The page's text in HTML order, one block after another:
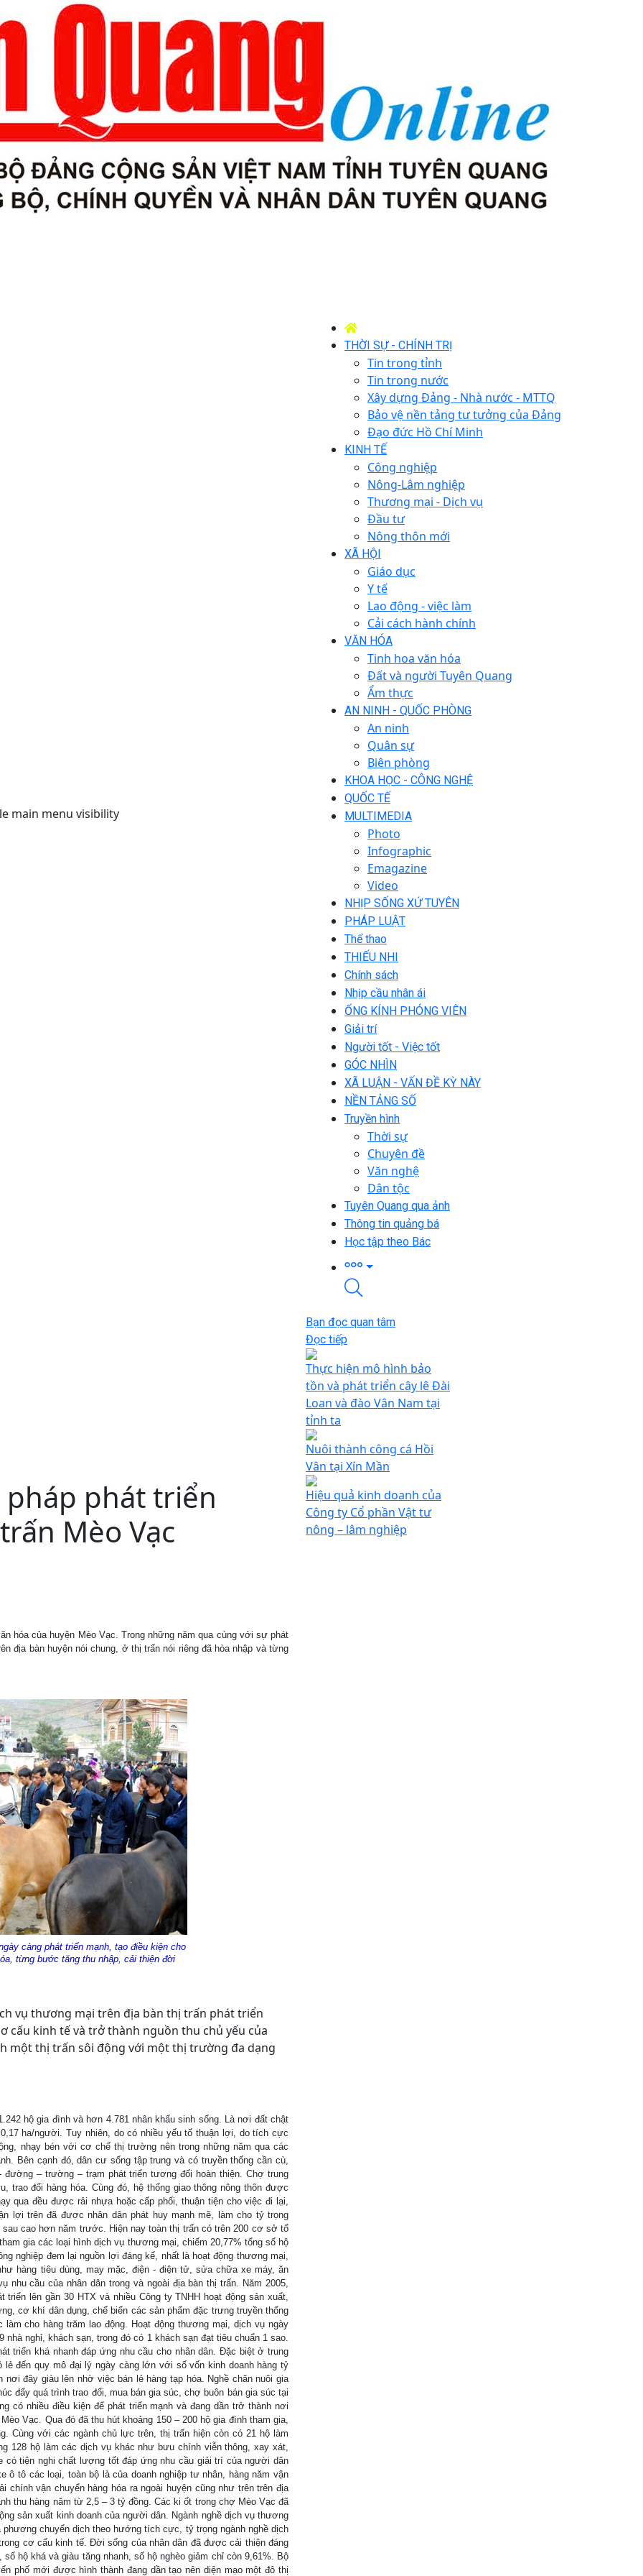
main menu visibility
THỜI SỰ - CHÍNH TRỊ
Tin trong tỉnh
Tin trong nước
Xây dựng Đảng - Nhà nước - MTTQ
Bảo vệ nền tảng tư tưởng của Đảng
Đạo đức Hồ Chí Minh
KINH TẾ
Công nghiệp
Nông-Lâm nghiệp
Thương mại - Dịch vụ
Đầu tư
Nông thôn mới
XÃ HỘI
Giáo dục
Y tế
Lao động - việc làm
Cải cách hành chính
VĂN HÓA
Tinh hoa văn hóa
Đất và người Tuyên Quang
Ẩm thực
AN NINH - QUỐC PHÒNG
An ninh
Quân sự
Biên phòng
KHOA HỌC - CÔNG NGHỆ
QUỐC TẾ
MULTIMEDIA
Photo
Infographic
Emagazine
Video
NHỊP SỐNG XỨ TUYÊN
PHÁP LUẬT
Thể thao
THIẾU NHI
Chính sách
Nhịp cầu nhân ái
ỐNG KÍNH PHÓNG VIÊN
Giải trí
Người tốt - Việc tốt
GÓC NHÌN
XÃ LUẬN - VẤN ĐỀ KỲ NÀY
NỀN TẢNG SỐ
Truyền hình
Thời sự
Chuyên đề
Văn nghệ
Dân tộc
Tuyên Quang qua ảnh
Thông tin quảng bá
Học tập theo Bác
phát triển
Mèo Vạc
hóa của huyện Mèo Vạc. Trong những năm qua cùng với sự phát
địa bàn huyện nói chung, ở thị trấn nói riêng đã hòa nhập và từng
càng phát triển mạnh, tạo điều kiện cho
từng bước tăng thu nhập, cải thiện đời
vụ thương mại trên địa bàn thị trấn phát triển
cấu kinh tế và trở thành nguồn thu chủ yếu của
một thị trấn sôi động với một thị trường đa dạng
hộ gia đình và hơn 4.781 nhân khẩu sinh sống. Là nơi đất chật
ha/người. Tuy nhiên, do có nhiều yếu tố thuận lợi, do tích cực
nhạy bén với cơ chế thị trường nên trong những năm qua các
Bên cạnh đó, dân cư sống tập trung và có truyền thống cần cù,
– trường – trạm phát triển tương đối hoàn thiện. Chợ trung
đổi hàng hóa. Cùng đó, hệ thống giao thông nông thôn được
qua đều được rải nhựa hoặc cấp phối, thuận tiện cho việc đi lại,
lợi trên đã được nhân dân phát huy mạnh mẽ, làm cho tỷ trọng
cao hơn năm trước. Hiện nay toàn thị trấn có trên 200 cơ sở tổ
gia các loại hình dịch vụ thương mại, chiếm 20,77% tổng số hộ
nghiệp đem lại nguồn lợi đáng kể, nhất là hoạt động thương mại,
hàng tiêu dùng, may mặc, điện - điện tử, sửa chữa xe máy, ăn
nhu cầu của nhân dân trong và ngoài địa bàn thị trấn. Năm 2005,
lên gần 30 HTX và nhiều Công ty TNHH hoạt động sản xuất,
cơ khí dân dụng, chế biến các sản phẩm đặc trưng truyền thống
cho hàng trăm lao động. Hoạt động thương mại, dịch vụ ngày
nghỉ, khách sạn, trong đó có 1 khách sạn đạt tiêu chuẩn 1 sao.
triển khá nhanh đáp ứng nhu cầu cho nhân dân. Đặc biệt ở trung
đến quy mô đại lý ngày càng lớn với số vốn kinh doanh hàng tỷ
đây giàu lên nhờ việc bán lẻ hàng tạp hóa. Nghề chăn nuôi gia
đẩy quá trình trao đổi, mua bán gia súc, chợ buôn bán gia súc tại
có nhiều điều kiện để phát triển mạnh và đang dần trở thành nơi
Vạc. Qua đó đã thu hút khoảng 150 – 200 hộ gia đình tham gia,
Cùng với các ngành chủ lực trên, thị trấn hiện còn có 21 hộ làm
128 hộ làm các dịch vụ khác như bưu chính viễn thông, xay xát,
tiện nghi chất lượng tốt đáp ứng nhu cầu giải trí của người dân
ô tô các loại, toàn bộ là của doanh nghiệp tư nhân, hàng năm vận
vận chuyển hàng hóa ra ngoài huyện cũng như trên trên địa
thu hàng năm từ 2,5 – 3 tỷ đồng. Các ki ốt trong chợ Mèo Vạc đã
sản xuất kinh doanh của người dân. Ngành nghề dịch vụ thương
chuyển dịch theo hướng tích cực, tỷ trọng ngành nghề dịch
cơ cấu kinh tế. Đời sống của nhân dân đã được cải thiện đáng
hộ khá và giàu tăng nhanh, số hộ nghèo giảm chỉ còn 9,61%. Bộ
phố mới được hình thành đang dần tạo nên diện mạo một đô thị
Bạn đọc quan tâm
Đọc tiếp
Thực hiện mô hình bảo
tồn và phát triển cây lê Đài
Loan và đào Vân Nam tại
tỉnh ta
Nuôi thành công cá Hồi
Vân tại Xín Mần
Hiệu quả kinh doanh của
Công ty Cổ phần Vật tư
nông – lâm nghiệp